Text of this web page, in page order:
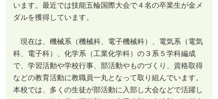
います。最近では技能五輪国際大会で４名の卒業生が金メ
ダルを獲得しています。
現在は、機械系（機械科、電子機械科）、電気系（電気
科、電子科）、化学系（工業化学科）の３系５学科編成
で、学習活動や学校行事、部活動やものづくり、資格取得
などの教育活動に教職員一丸となって取り組んでいます。
本校では、多くの生徒が部活動に入部し大会などで活躍し